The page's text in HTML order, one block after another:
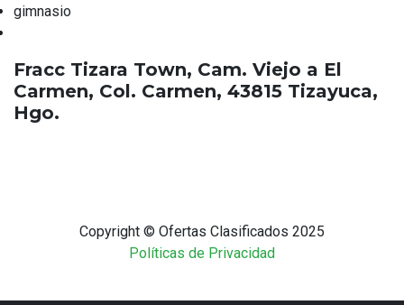
gimnasio
Fracc Tizara Town, Cam. Viejo a El
Carmen, Col. Carmen, 43815 Tizayuca,
Hgo.
Copyright © Ofertas Clasificados 2025
Políticas de Privacidad